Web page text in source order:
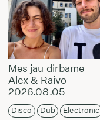
Mes jau dirbame
Alex & Raivo
2026.08.05
Disco Dub
Electronic